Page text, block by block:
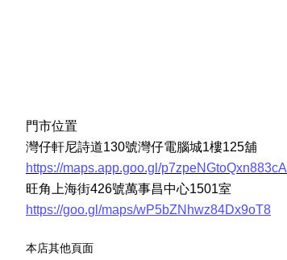
門市位置
灣仔軒尼詩道130號灣仔電腦城1樓125舖
https://maps.app.goo.gl/p7zpeNGtoQxn883cA
旺角上海街426號萬事昌中心1501室
https://goo.gl/maps/wP5bZNhwz84Dx9oT8
本店其他頁面